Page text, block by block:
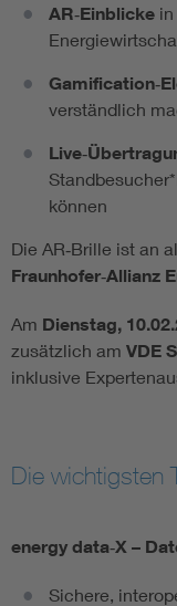
AR‑Einblicke
verständlich
können
Die AR‑Brille ist an
Fraunhofer‑Allianz
Am Dienstag,
zusätzlich am VDE
inklusive
Die wichtigsten
energy data‑X –
Sichere,